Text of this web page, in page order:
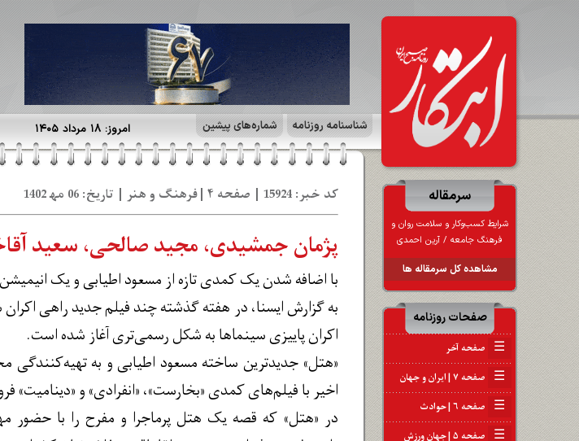
امروز: ۱۸ مرداد ۱۴۰۵ شناسنامه روزنامه شماره‌های پیشین
سرمقاله
شرایط کسب‌وکار و سلامت روان و
فرهنگ جامعه / آرین احمدی
مشاهده کل سرمقاله ها
صفحات روزنامه
☰ صفحه آخر
☰ صفحه ۷ | ایران و جهان
☰ صفحه ۶ | حوادث
☰ صفحه ۵ | جهان ورزش
کد خبر: 15924 | صفحه ۴ | فرهنگ و هنر | تاریخ: 06 مه‍ 1402
پژمان جمشیدی، مجید صالحی، سعید
با اضافه شدن یک کمدی تازه از مسعود اطیابی و یک
به گزارش ایسنا، در هفته گذشته چند فیلم جدید راهی
اکران پاییزی سینماها به شکل رسمی‌تری آغاز شده است.
«هتل» جدیدترین ساخته مسعود اطیابی و به
اخیر با فیلم‌های کمدی «بخارست»، «انفرادی» و «دینامیت»
در «هتل» که قصه یک هتل پرماجرا و مفرح را با حضور